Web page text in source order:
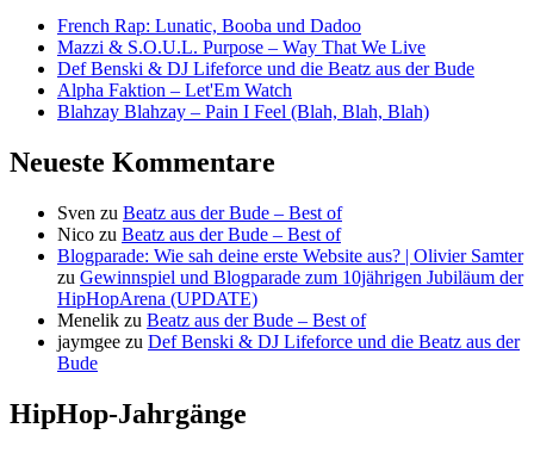
French Rap: Lunatic, Booba und Dadoo
Mazzi & S.O.U.L. Purpose – Way That We Live
Def Benski & DJ Lifeforce und die Beatz aus der Bude
Alpha Faktion – Let'Em Watch
Blahzay Blahzay – Pain I Feel (Blah, Blah, Blah)
Neueste Kommentare
Sven zu Beatz aus der Bude – Best of
Nico zu Beatz aus der Bude – Best of
Blogparade: Wie sah deine erste Website aus? | Olivier Samter
zu Gewinnspiel und Blogparade zum 10jährigen Jubiläum der
HipHopArena (UPDATE)
Menelik zu Beatz aus der Bude – Best of
jaymgee zu Def Benski & DJ Lifeforce und die Beatz aus der
Bude
HipHop-Jahrgänge